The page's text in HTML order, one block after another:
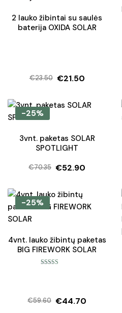
2 lauko žibintai su saulės
baterija OXIDA SOLAR
€23.50
Original
was:
€21.50
Current
is:
-25%
3vnt. paketas SOLAR
SPOTLIGHT
€70.35
Original
was:
€70.35.
€52.90
Current
is:
€52.90.
-25%
4vnt. lauko žibintų paketas
BIG FIREWORK SOLAR
€59.60
Original
€44.70
Current